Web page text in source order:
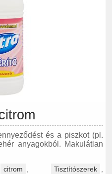
és a piszkot (pl.
anyagokból. Makulátlan
citrom Tisztítószerek